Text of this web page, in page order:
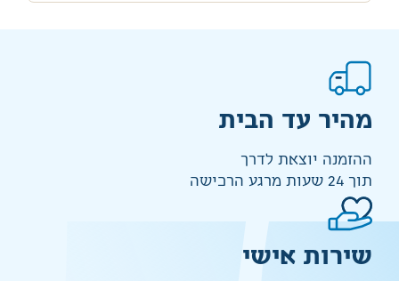
מהיר עד הבית
ההזמנה יוצאת לדרך
תוך 24 שעות מרגע הרכישה
שירות אישי